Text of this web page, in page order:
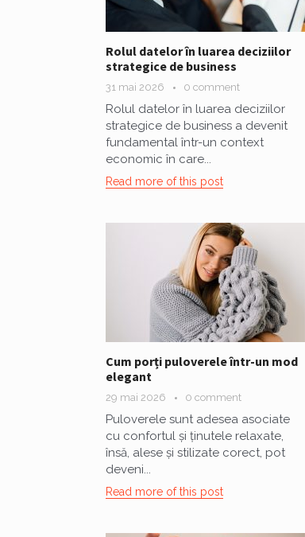
Rolul datelor în luarea deciziilor
strategice de business
31 mai 2026 0 comment
Rolul datelor în luarea deciziilor
strategice de business a devenit
fundamental într-un context
economic în care...
Read more of this post
Cum porți puloverele într-un mod
elegant
29 mai 2026 0 comment
Puloverele sunt adesea asociate
cu confortul și ținutele relaxate,
însă, alese și stilizate corect, pot
deveni...
Read more of this post